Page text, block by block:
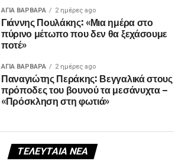
ΑΓΙΑ ΒΑΡΒΑΡΑ 2 ημέρες ago
Γιάννης Πουλάκης: «Μια ημέρα στο
πύρινο μέτωπο που δεν θα ξεχάσουμε
ποτέ»
ΑΓΙΑ ΒΑΡΒΑΡΑ 2 ημέρες ago
Παναγιώτης Περάκης: Βεγγαλικά στους
πρόποδες του βουνού τα μεσάνυχτα –
«Πρόσκληση στη φωτιά»
ΤΕΛΕΥΤΑΊΑ ΝΈΑ